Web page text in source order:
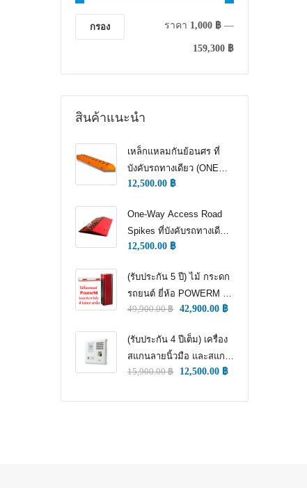
กรอง ราคา 1,000 ฿ —
159,300 ฿
สินค้าแนะนำ
เหล็กแหลมกันย้อนศร ที่
บังคับรถทางเดียว (ONE
WAY TRAFFIC
12,500.00 ฿
One-Way Access Road
Spikes ที่บังคับรถทางเดียว
(ONE WAY TRAFFIC
ล้อ)
12,500.00 ฿
(รับประกัน 5 ปี) ไม้ กระดก
รถยนต์ ยี่ห้อ POWERM รุ่น
9000 ทนทานสูงที่สุด อึด
49,900.00฿ 42,900.00 ฿
(รับประกัน 4 ปีเต็ม) เครื่อง
สแกนลายนิ้วมือ และสแกน
ใบหน้า สำหรับลงเวลา
15,900.00฿ 12,500.00 ฿